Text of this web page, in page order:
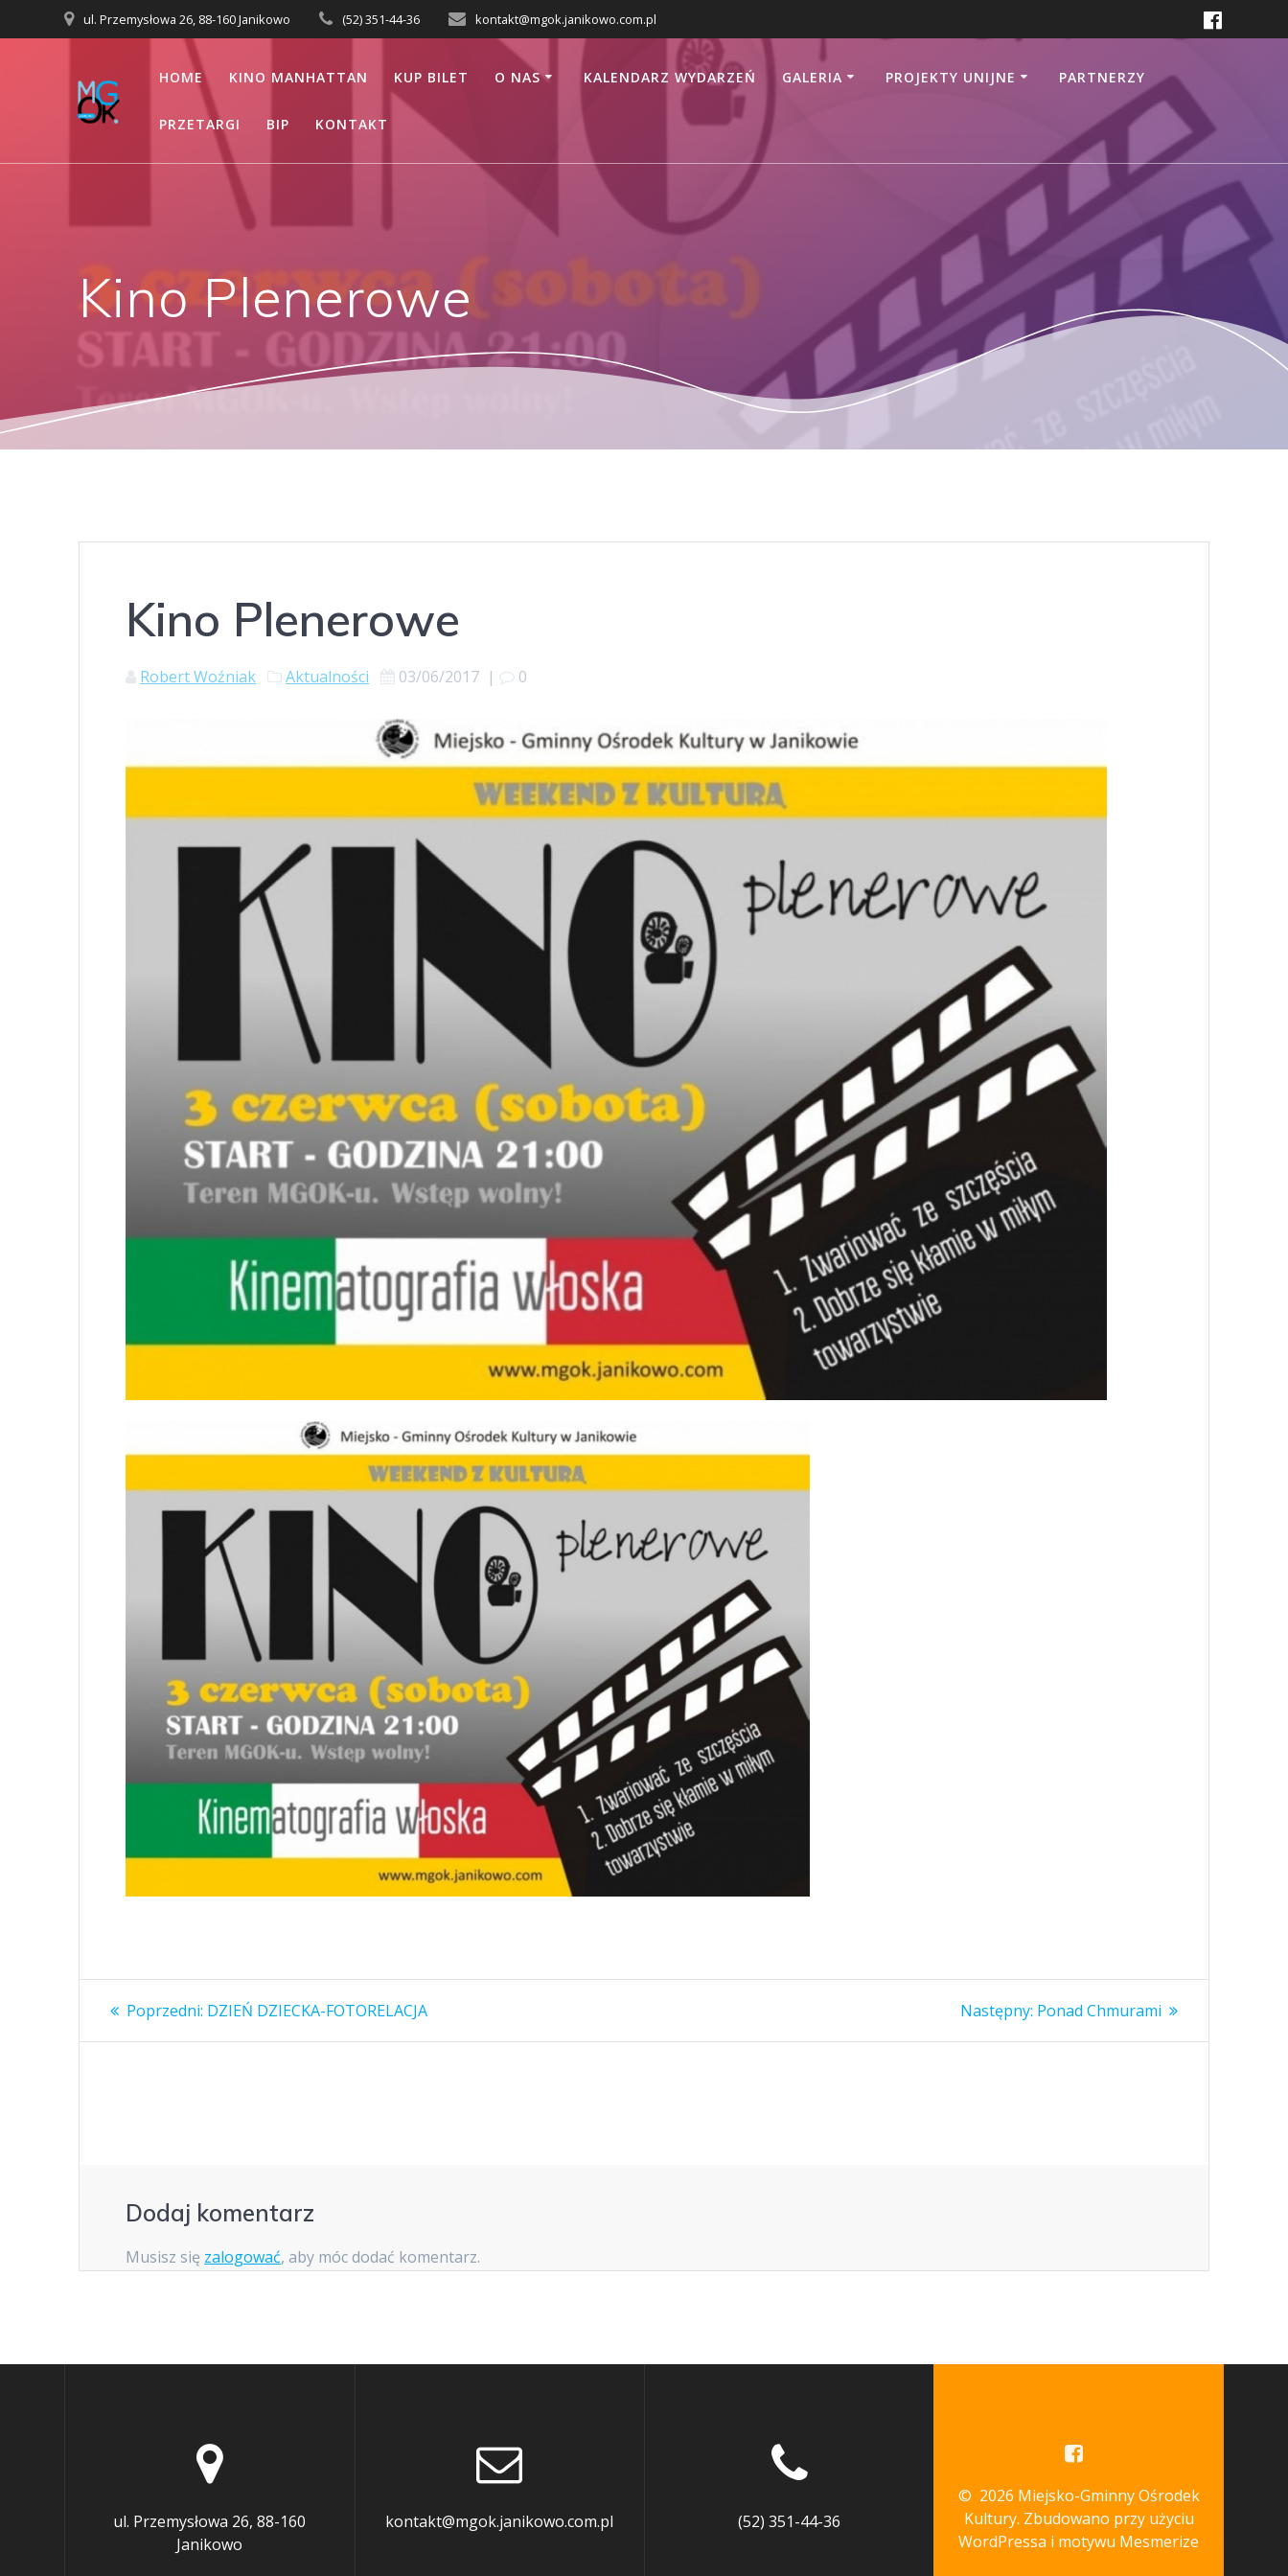
do
ul. Przemysłowa 26, 88-160 Janikowo (52) 351-44-36 kontakt@mgok.janikowo.com.pl
HOME KINO MANHATTAN KUP BILET O NAS KALENDARZ WYDARZEŃ GALERIA PROJEKTY UNIJNE PARTNERZY
PRZETARGI BIP KONTAKT
Kino Plenerowe
Kino Plenerowe
Robert Woźniak Aktualności 03/06/2017 | 0
Nawigacja
wpisu
Poprzedni: Poprzedni
DZIEŃ DZIECKA-FOTORELACJA Następny: Następny
Ponad Chmurami
Dodaj komentarz
Musisz się zalogować, aby móc dodać komentarz.
ul. Przemysłowa 26, 88-160
Janikowo
kontakt@mgok.janikowo.com.pl (52) 351-44-36
© 2026 Miejsko-Gminny Ośrodek
Kultury. Zbudowano przy użyciu
WordPressa i motywu Mesmerize